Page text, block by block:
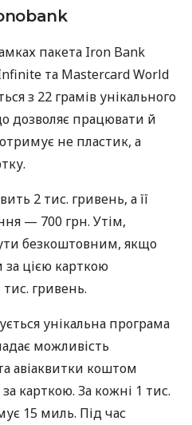
пакета Iron Bank
та Mastercard World
з 22 грамів унікального
дозволяє працювати й
не пластик, а
2 тис. гривень, а її
— 700 грн. Утім,
безкоштовним, якщо
за цією карткою
гривень.
унікальна програма
можливість
авіаквитки коштом
карткою. За кожні 1 тис.
15 миль. Під час